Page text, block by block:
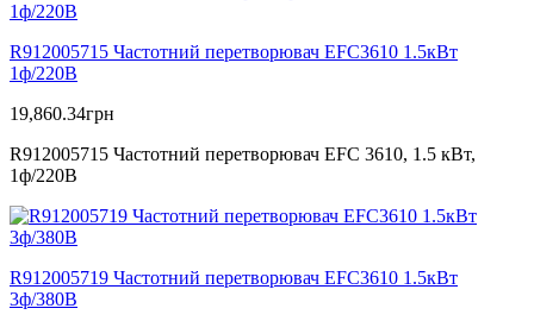
R912005715 Частотний перетворювач EFC3610 1.5кВт
1ф/220В
19,860.34грн
R912005715 Частотний перетворювач EFC 3610, 1.5 кВт,
1ф/220В
R912005719 Частотний перетворювач EFC3610 1.5кВт
3ф/380В